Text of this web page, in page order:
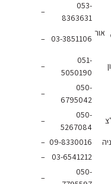
8363631
03-3851106
–
5050190
6795042
5267084
09-8330016
–
03-6541212
–